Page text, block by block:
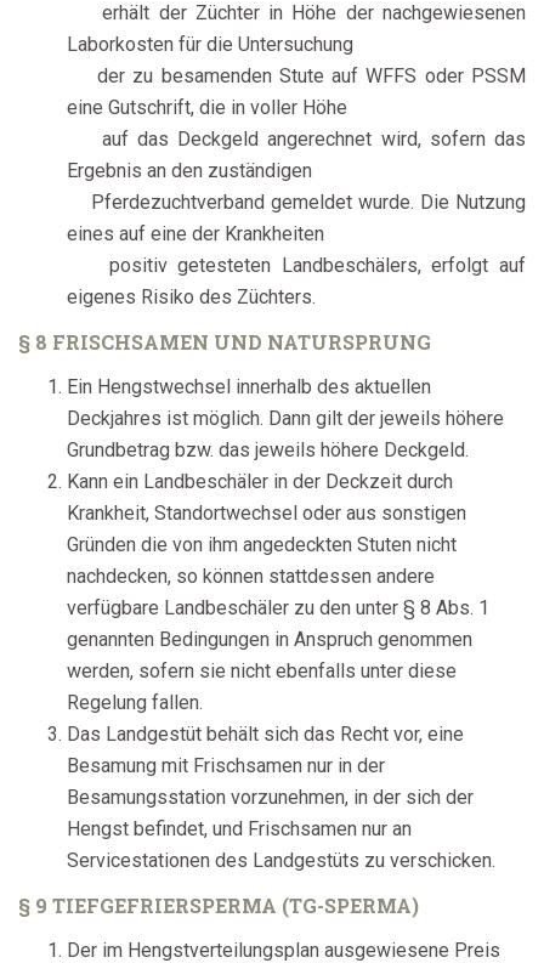
erhält der Züchter in Höhe der nachgewiesenen
Laborkosten für die Untersuchung
der zu besamenden Stute auf WFFS oder PSSM
eine Gutschrift, die in voller Höhe
auf das Deckgeld angerechnet wird, sofern das
Ergebnis an den zuständigen
Pferdezuchtverband gemeldet wurde. Die Nutzung
eines auf eine der Krankheiten
positiv getesteten Landbeschälers, erfolgt auf
eigenes Risiko des Züchters.
§ 8 FRISCHSAMEN UND NATURSPRUNG
Ein Hengstwechsel innerhalb des aktuellen
Deckjahres ist möglich. Dann gilt der jeweils höhere
Grundbetrag bzw. das jeweils höhere Deckgeld.
Kann ein Landbeschäler in der Deckzeit durch
Krankheit, Standortwechsel oder aus sonstigen
Gründen die von ihm angedeckten Stuten nicht
nachdecken, so können stattdessen andere
verfügbare Landbeschäler zu den unter § 8 Abs. 1
genannten Bedingungen in Anspruch genommen
werden, sofern sie nicht ebenfalls unter diese
Regelung fallen.
Das Landgestüt behält sich das Recht vor, eine
Besamung mit Frischsamen nur in der
Besamungsstation vorzunehmen, in der sich der
Hengst befindet, und Frischsamen nur an
Servicestationen des Landgestüts zu verschicken.
§ 9 TIEFGEFRIERSPERMA (TG-SPERMA)
Der im Hengstverteilungsplan ausgewiesene Preis